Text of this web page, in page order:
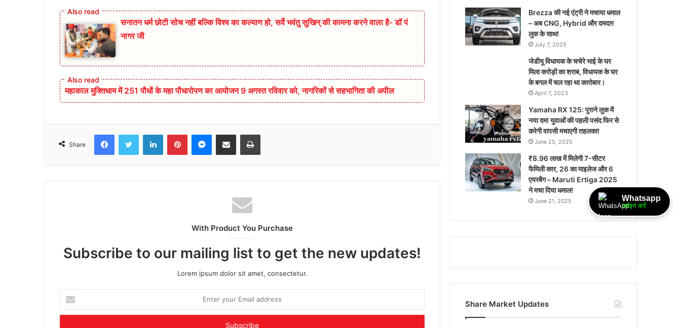
सनातन धर्म छोटी सोच नहीं बल्कि विश्व का कल्याण हो, सर्वे भवंतु सुखिन् की कामना करने वाला है- डॉ पं
नागर जी
महाकाल मुक्तिधाम में 251 पौधों के महा पौधारोपण का आयोजन 9 अगस्त रविवार को, नागरिकों से सहभागिता की अपील
Share
FacebookTwitter LinkedInPinterestMessenger
Share via Email Print
With Product You Purchase
Subscribe to our mailing list to get the new updates!
Lorem ipsum dolor sit amet, consectetur.
your
Email
Brezza की नई एंट्री ने मचाया धमाल
– अब CNG, Hybrid और दमदार
लुक के साथ!
July 7, 2025
जेडीयू विधायक के चचेरे भाई के घर
मिला करोड़ों का शराब, विधायक के घर
के बगल में चल रहा था कारोबार।
April 7, 2023
Yamaha RX 125: पुराने लुक में
नया दम! युवाओं की पहली पसंद फिर से
करेगी वापसी मचाएगी तहलका!
June 25, 2025
₹8.96 लाख में मिलेगी 7-सीटर
फैमिली कार, 26 का माइलेज और 6
एयरबैग – Maruti Ertiga 2025
ने मचा दिया धमाल!
June 21, 2025
Share Market Updates
Whatsapp
ज्वॉइन करें